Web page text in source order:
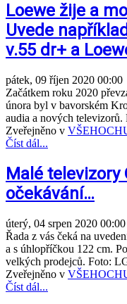
Loewe žije a
Uvede
v.55 dr+ a
pátek, 09 říjen 2020 00:00
Začátkem roku 2020
února byl v bavorském
audia a nových televizorů.
Zveřejněno v
Číst dál...
Malé televizory
očekávání…
úterý, 04 srpen 2020 00:00
Řada z vás čeká na
a s úhlopříčkou 122 cm.
velkých prodejců. Foto:
Zveřejněno v
Číst dál...